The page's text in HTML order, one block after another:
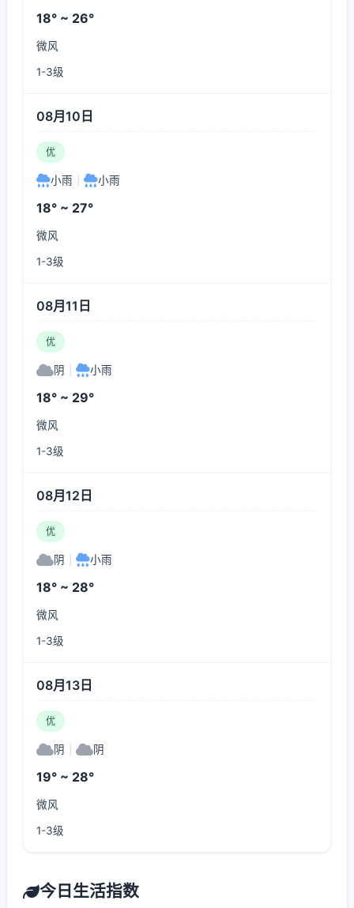
18° ~ 26°
微风
1-3级
08月10日
优
小雨 小雨
18° ~ 27°
微风
1-3级
08月11日
优
阴 小雨
18° ~ 29°
微风
1-3级
08月12日
优
阴 小雨
18° ~ 28°
微风
1-3级
08月13日
优
阴 阴
19° ~ 28°
微风
1-3级
今日生活指数